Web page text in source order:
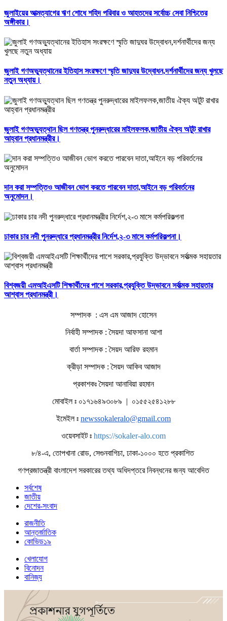
জুলাইয়ের আত্মত্যাগের ঋণ শোধে শহিদ পরিবার ও আহতদের সর্বোচ্চ সেবা নিশ্চিতের
অঙ্গীকার।
জুলাই গণঅভ্যুত্থানের ইতিহাস সংরক্ষণে স্মৃতি জাদুঘর উদ্বোধন,দর্শনার্থীদের জন্য খুলছে
নতুন অধ্যায়।
জুলাই গণঅভ্যুত্থান ছিল গণতন্ত্র পুনরুদ্ধারের মাইলফলক,জাতীয় ঐক্য অটুট রাখার
আহ্বান প্রধানমন্ত্রীর।
দান করা সম্পত্তিও আজীবন ভোগ করতে পারবেন দাতা,আইনে বড় পরিবর্তনের
অনুমোদন।
ঢাকার চার নদী পুনরুদ্ধারে প্রধানমন্ত্রীর নির্দেশ,২-৩ মাসে কর্মপরিকল্পনা।
বিশ্বজয়ী এমআইএসটি শিক্ষার্থীদের পাশে সরকার,প্রযুক্তি উদ্ভাবনে সর্বাত্মক সহায়তার
আশ্বাস প্রধানমন্ত্রী।
সম্পাদক : এস এম আজাদ হোসেন
নির্বাহী সম্পাদক : সৈয়দা আফসানা আশা
বার্তা সম্পাদক : সৈয়দ আরিফ রহমান
ক্রীড়া সম্পাদক : সৈয়দ আকিব আজাদ
প্রকাশকঃ সৈয়দা আনাবিয়া রহমান
মোবাইল ঃ ০১৭১৬৪৯৩০৮৯ | ০১৫৫২৫৪১২৮৮
ইমেইল ঃ newssokaleralo@gmail.com
ওয়েবসাইট ঃ https://sokaler-alo.com
৮/৪-এ, তোপখানা রোড, সেগুনবাগিচা, ঢাকা-১০০০ হতে প্রকাশিত
গণপ্রজাতন্ত্রী বাংলাদেশ সরকারের তথ্য অধিদপ্তরে নিবন্ধনের জন্য আবেদিত
সর্বশেষ
জাতীয়
দেশের-সংবাদ
রাজনীতি
আন্তর্জাতিক
কোভিড১৯
খেলাযোগ
বিনোদন
বানিজ্য